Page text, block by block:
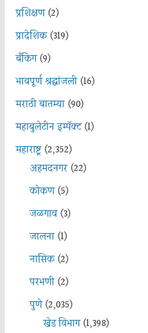
प्रशिक्षण(2)
प्रादेशिक(319)
बँकिंग(9)
भावपूर्ण श्रद्धांजली(16)
मराठी बातम्या(90)
महाबुलेटीन इम्पॅक्ट(1)
महाराष्ट्र(2,352)
अहमदनगर(22)
कोकण(5)
जळगाव(3)
जालना(1)
नासिक(2)
परभणी(2)
पुणे(2,035)
खेड विभाग(1,398)